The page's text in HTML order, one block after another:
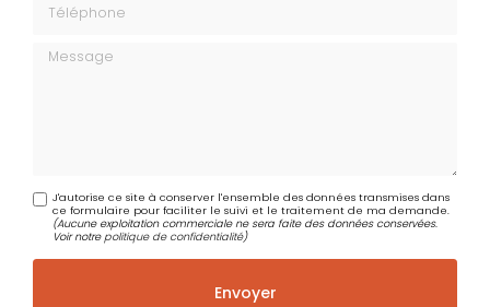
Message
J'autorise ce site à conserver l'ensemble des données transmises dans
ce formulaire pour faciliter le suivi et le traitement de ma demande.
(Aucune exploitation commerciale ne sera faite des données conservées.
Voir notrepolitique de confidentialité)